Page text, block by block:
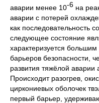
аварии менее 10-6 на
аварии с потерей
как последовательность
следующее состояние
характеризуется
барьеров безопасности,
развития тяжёлой аварии
Происходит разогрев,
циркониевых оболочек
первый барьер,